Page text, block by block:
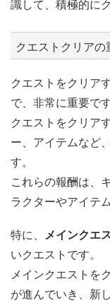
識して、積極的に
クエストクリアの
クエストをクリア
で、非常に重要です
クエストをクリア
ー、アイテムなど
す。
これらの報酬は、
ラクターやアイテ
特に、 メインクエ
いクエストです。
メインクエストを
が進んでいき、新